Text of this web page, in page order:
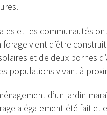
et les communautés
forage vient d’être
et de deux bornes
populations vivant à
d’un jardin
a également été fait